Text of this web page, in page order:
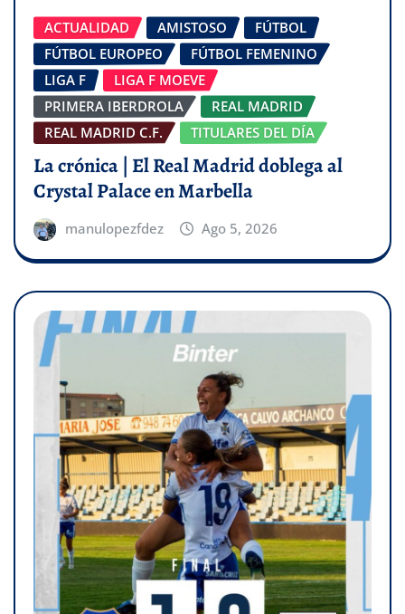
ACTUALIDAD AMISTOSO
FÚTBOL
FÚTBOL EUROPEO
FÚTBOL FEMENINO
LIGA F
LIGA F MOEVE
PRIMERA IBERDROLA
REAL MADRID
REAL MADRID C.F.
TITULARES DEL DÍA
La crónica | El Real Madrid doblega al
Crystal Palace en Marbella
manulopezfdez Ago 5, 2026